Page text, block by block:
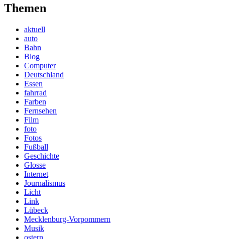
Themen
aktuell
auto
Bahn
Blog
Computer
Deutschland
Essen
fahrrad
Farben
Fernsehen
Film
foto
Fotos
Fußball
Geschichte
Glosse
Internet
Journalismus
Licht
Link
Lübeck
Mecklenburg-Vorpommern
Musik
ostern